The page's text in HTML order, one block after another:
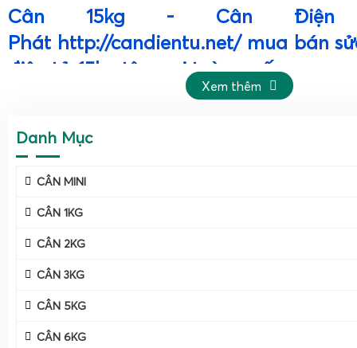
Danh Mục
CÂN MINI
CÂN 1KG
CÂN 2KG
CÂN 3KG
CÂN 5KG
CÂN 6KG
Cân 15kg - Cân Điện
Phát http://candientu.net/ mua bán
điện tử 15kg tận nơi toàn quốc
Xem thêm